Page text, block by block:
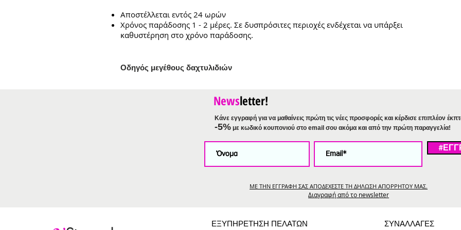
Αποστέλλεται εντός 24 ωρών
Χρόνος παράδοσης 1 - 2 μέρες. Σε δυσπρόσιτες περιοχές ενδέχεται να υπάρξει
καθυστέρηση στο χρόνο παράδοσης.
Οδηγός μεγέθους δαχτυλιδιών
Newsletter!
Κάνε εγγραφή για να μαθαίνεις πρώτη τις νέες προσφορές και κέρδισε επιπλέον
-5% με κωδικό κουπονιού στο email σου ακόμα και από την πρώτη παραγγελία!
ΜΕ ΤΗΝ ΕΓΓΡΑΦΗ ΣΑΣ ΑΠΟΔΕΧΕΣΤΕ ΤΗ ΔΗΛΩΣΗ ΑΠΟΡΡΗΤΟΥ ΜΑΣ.
Διαγραφή από το newsletter
ΕΞΥΠΗΡΕΤΗΣΗ ΠΕΛΑΤΩΝ ΣΥΝΑΛΛΑΓΕΣ